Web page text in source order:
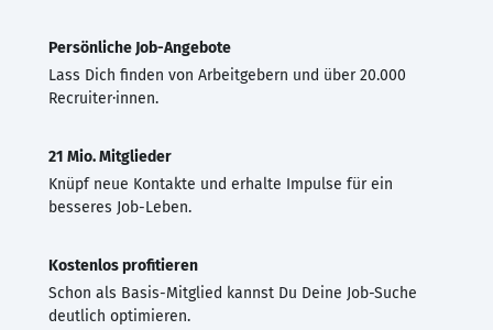
Persönliche Job-Angebote
Lass Dich finden von Arbeitgebern und über 20.000
Recruiter·innen.
21 Mio. Mitglieder
Knüpf neue Kontakte und erhalte Impulse für ein
besseres Job-Leben.
Kostenlos profitieren
Schon als Basis-Mitglied kannst Du Deine Job-Suche
deutlich optimieren.